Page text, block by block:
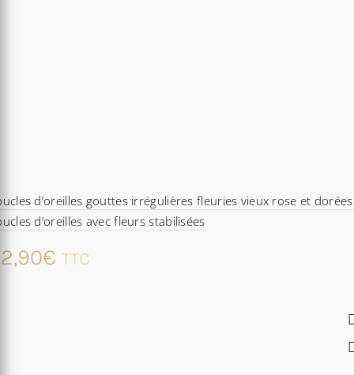
d’oreilles gouttes irrégulières fleuries vieux rose et
d’oreilles avec fleurs stabilisées
€ TTC